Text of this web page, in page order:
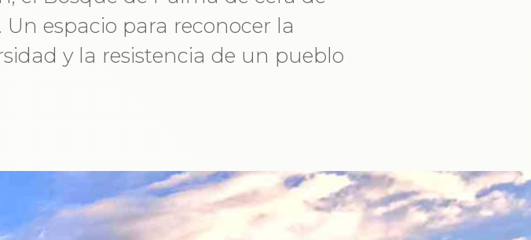
espacio para reconocer la
y la resistencia de un pueblo